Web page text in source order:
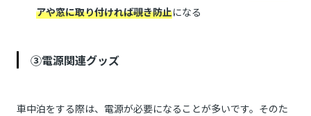
アや窓に取り付ければ覗き防止になる
③電源関連グッズ
車中泊をする際は、電源が必要になることが多いです。そのた